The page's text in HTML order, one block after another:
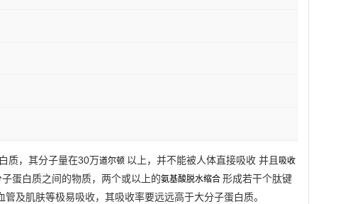
质，其分子量在30万道尔顿 以上，并不能被人体直接吸收 并且 吸收
蛋白质之间的物质，两个或以上的氨基酸脱水缩合 形成若干个肽键
及肌肤等极易吸收，其吸收率要远远高于大分子蛋白质。